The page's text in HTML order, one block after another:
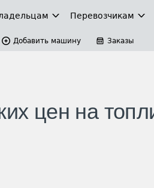
Перевозчикам
Добавить машину Заказы
цен на